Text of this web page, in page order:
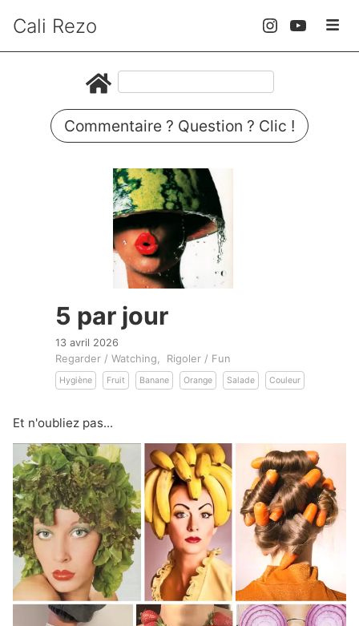
Cali Rezo
Commentaire ? Question ? Clic !
5 par jour
13 avril 2026
Regarder / Watching Rigoler / Fun
Hygiène Fruit Banane Orange Salade Couleur
Et n'oubliez pas...